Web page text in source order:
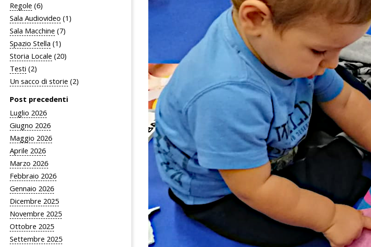
Regole (6)
Sala Audiovideo (1)
Sala Macchine (7)
Spazio Stella (1)
Storia Locale (20)
Testi (2)
Un sacco di storie (2)
Post precedenti
Luglio 2026
Giugno 2026
Maggio 2026
Aprile 2026
Marzo 2026
Febbraio 2026
Gennaio 2026
Dicembre 2025
Novembre 2025
Ottobre 2025
Settembre 2025